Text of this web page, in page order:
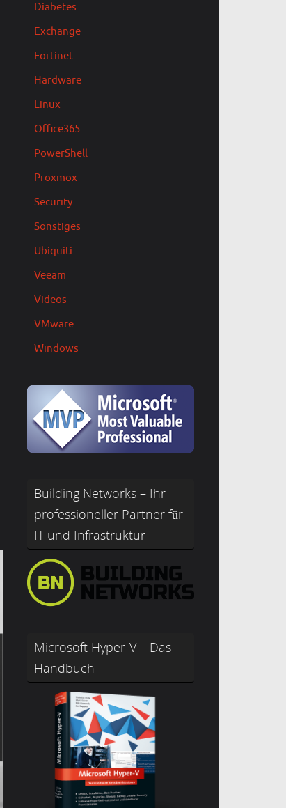
Diabetes
Exchange
Fortinet
Hardware
Linux
Office365
PowerShell
Proxmox
Security
Sonstiges
Ubiquiti
Veeam
Videos
VMware
Windows
Building Networks – Ihr
professioneller Partner für
IT und Infrastruktur
Microsoft Hyper-V – Das
Handbuch